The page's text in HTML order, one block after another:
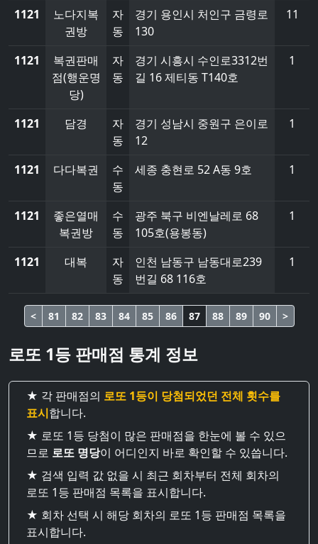
1121
노다지복
권방
자
동
경기 용인시 처인구 금령로
130
11
1121
복권판매
점(행운명
당)
자
동
경기 시흥시 수인로3312번
길 16 제티동 T140호
1
1121 담경
자
동
경기 성남시 중원구 은이로
12
1
1121 다다복권
수
동
세종 충현로 52 A동 9호 1
1121
좋은열매
복권방
수
동
광주 북구 비엔날레로 68
105호(용봉동)
1
1121 대복
자
동
인천 남동구 남동대로239
번길 68 116호
1
< 81 82 83 84 85 86 87 88 89 90 >
로또 1등 판매점 통계 정보
★ 각 판매점의 로또 1등이 당첨되었던 전체 횟수를
표시합니다.
★ 로또 1등 당첨이 많은 판매점을 한눈에 볼 수 있으
므로 로또 명당이 어디인지 바로 확인할 수 있씁니다.
★ 검색 입력 값 없을 시 최근 회차부터 전체 회차의
로또 1등 판매점 목록을 표시합니다.
★ 회차 선택 시 해당 회차의 로또 1등 판매점 목록을
표시합니다.